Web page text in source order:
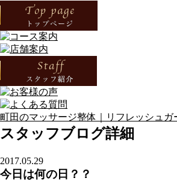
町田のマッサージ整体｜リフレッシュ
スタッフブログ詳細
2017.05.29
今日は何の日？？